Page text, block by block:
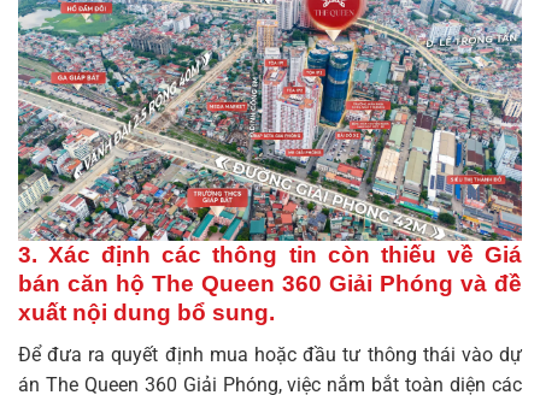
3. Xác định các thông tin còn thiếu về Giá
bán căn hộ The Queen 360 Giải Phóng và đề
xuất nội dung bổ sung.
Để đưa ra quyết định mua hoặc đầu tư thông thái vào dự
án The Queen 360 Giải Phóng, việc nắm bắt toàn diện các